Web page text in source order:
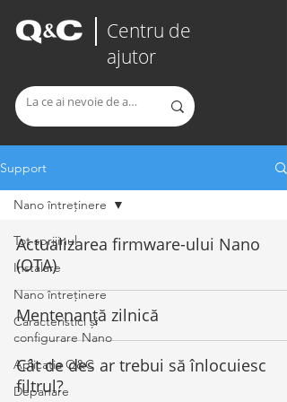
Centru de
ajutor
Support
Tot sprijinul
Instalare
Nano întreținere
Caracteristici și
configurare Nano
Aplicația Q&C
Depanare
Nano întreținere
Actualizarea firmware-ului Nano
(OTA)
Mentenanță zilnică
Cât de des ar trebui să înlocuiesc
filtrul?